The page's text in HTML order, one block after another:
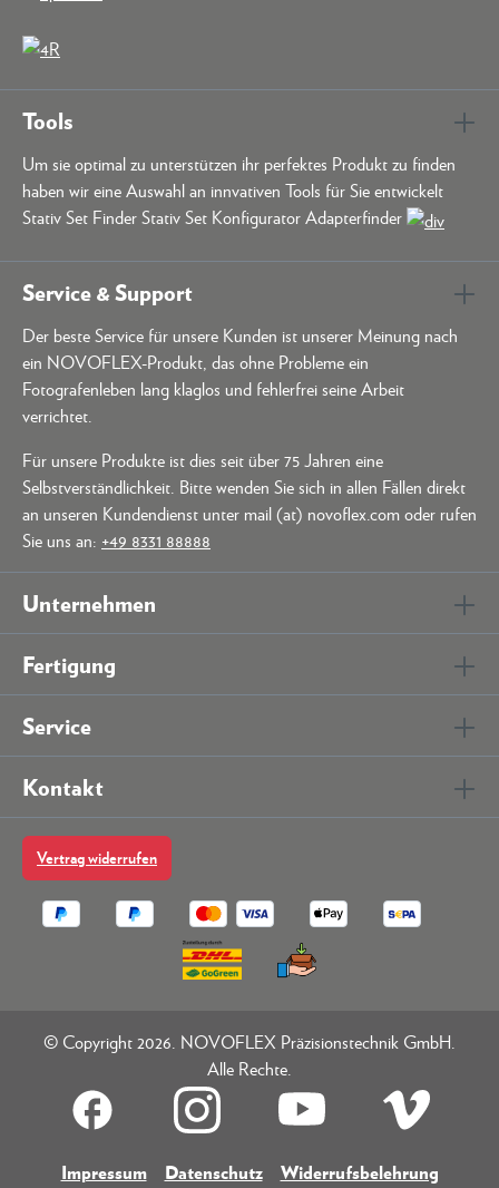
Tools
Um sie optimal zu unterstützen ihr perfektes Produkt zu finden
haben wir eine Auswahl an innvativen Tools für Sie entwickelt
Stativ Set Finder Stativ Set Konfigurator Adapterfinder
Service & Support
Der beste Service für unsere Kunden ist unserer Meinung nach
ein NOVOFLEX-Produkt, das ohne Probleme ein
Fotografenleben lang klaglos und fehlerfrei seine Arbeit
verrichtet.
Für unsere Produkte ist dies seit über 75 Jahren eine
Selbstverständlichkeit. Bitte wenden Sie sich in allen Fällen direkt
an unseren Kundendienst unter mail (at) novoflex.com oder rufen
Sie uns an: +49 8331 88888
Unternehmen
Fertigung
Service
Kontakt
Vertrag widerrufen
© Copyright 2026. NOVOFLEX Präzisionstechnik GmbH.
Alle Rechte.
Impressum Datenschutz Widerrufsbelehrung